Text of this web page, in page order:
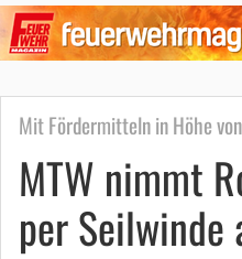
Mit Fördermitteln in Höhe
MTW nimmt
per Seilwinde